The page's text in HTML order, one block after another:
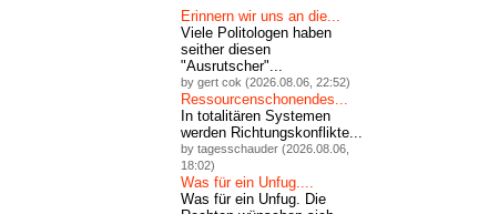
Erinnern wir uns an die...
Viele Politologen haben
seither diesen
"Ausrutscher"...
by gert cok (2026.08.06, 22:52)
Ressourcenschonendes...
In totalitären Systemen
werden Richtungskonflikte...
by tagesschauder (2026.08.06,
18:02)
Was für ein Unfug....
Was für ein Unfug. Die